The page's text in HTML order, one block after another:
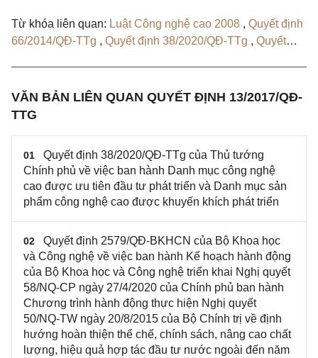
Từ khóa liên quan: Luật Công nghệ cao 2008 , Quyết định
66/2014/QĐ-TTg , Quyết định 38/2020/QĐ-TTg , Quyết
VĂN BẢN LIÊN QUAN QUYẾT ĐỊNH 13/2017/QĐ-
TTG
01
Quyết định 38/2020/QĐ-TTg của Thủ tướng
Chính phủ về việc ban hành Danh mục công nghệ
cao được ưu tiên đầu tư phát triển và Danh mục sản
phẩm công nghệ cao được khuyến khích phát triển
02
Quyết định 2579/QĐ-BKHCN của Bộ Khoa học
và Công nghệ về việc ban hành Kế hoạch hành động
của Bộ Khoa học và Công nghệ triển khai Nghị quyết
58/NQ-CP ngày 27/4/2020 của Chính phủ ban hành
Chương trình hành động thực hiện Nghị quyết
50/NQ-TW ngày 20/8/2015 của Bộ Chính trị về định
hướng hoàn thiện thể chế, chính sách, nâng cao chất
lượng, hiệu quả hợp tác đầu tư nước ngoài đến năm